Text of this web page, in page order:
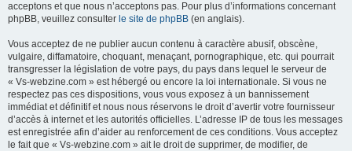
acceptons et que nous n’acceptons pas. Pour plus d’informations concernant
phpBB, veuillez consulter le site de phpBB (en anglais).
Vous acceptez de ne publier aucun contenu à caractère abusif, obscène,
vulgaire, diffamatoire, choquant, menaçant, pornographique, etc. qui pourrait
transgresser la législation de votre pays, du pays dans lequel le serveur de
« Vs-webzine.com » est hébergé ou encore la loi internationale. Si vous ne
respectez pas ces dispositions, vous vous exposez à un bannissement
immédiat et définitif et nous nous réservons le droit d’avertir votre fournisseur
d’accès à internet et les autorités officielles. L’adresse IP de tous les messages
est enregistrée afin d’aider au renforcement de ces conditions. Vous acceptez
le fait que « Vs-webzine.com » ait le droit de supprimer, de modifier, de